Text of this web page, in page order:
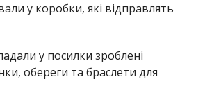
у коробки, які відправлять
у посилки зроблені
обереги та браслети для